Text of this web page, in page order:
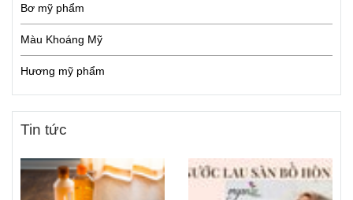
Bơ mỹ phẩm
Màu Khoáng Mỹ
Hương mỹ phẩm
Tin tức